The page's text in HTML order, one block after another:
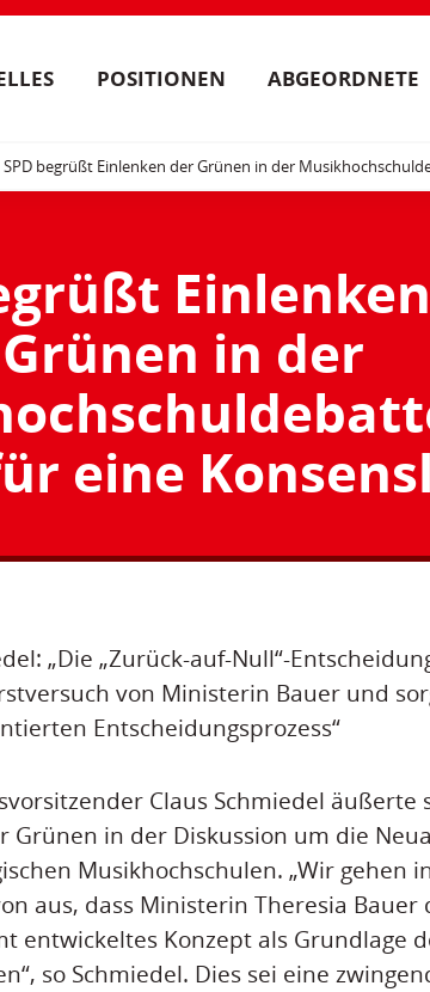
POSITIONEN ABGEORDNETE
SPD begrüßt Einlenken der Grünen in der
Grünen in der
eine
„Die „Zurück-auf-Null“-
von Ministerin Bauer und
Entscheidungsprozess“
Claus Schmiedel
Grünen in der Diskussion um die
Musikhochschulen. „Wir gehen
aus, dass Ministerin Theresia
entwickeltes Konzept als Grundlage
so Schmiedel. Dies sei eine